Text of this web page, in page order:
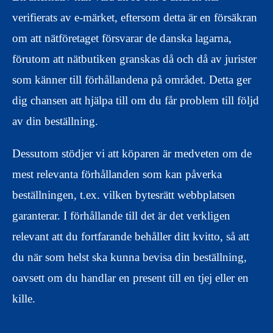
verifierats av e-märket, eftersom detta är en försäkran
om att nätföretaget försvarar de danska lagarna,
förutom att nätbutiken granskas då och då av jurister
som känner till förhållandena på området. Detta ger
dig chansen att hjälpa till om du får problem till följd
av din beställning.
Dessutom stödjer vi att köparen är medveten om de
mest relevanta förhållanden som kan påverka
beställningen, t.ex. vilken bytesrätt webbplatsen
garanterar. I förhållande till det är det verkligen
relevant att du fortfarande behåller ditt kvitto, så att
du när som helst ska kunna bevisa din beställning,
oavsett om du handlar en present till en tjej eller en
kille.